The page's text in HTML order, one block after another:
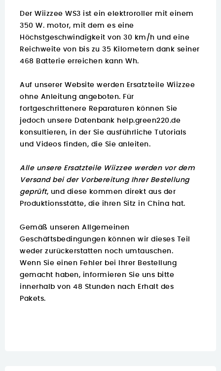
Der Wiizzee WS3 ist ein elektroroller mit einem
350 W. motor, mit dem es eine
Höchstgeschwindigkeit von 30 km/h und eine
Reichweite von bis zu 35 Kilometern dank seiner
468 Batterie erreichen kann Wh.
Auf unserer Website werden Ersatzteile Wiizzee
ohne Anleitung angeboten. Für
fortgeschrittenere Reparaturen können Sie
jedoch unsere Datenbank help.green220.de
konsultieren, in der Sie ausführliche Tutorials
und Videos finden, die Sie anleiten.
Alle unsere Ersatzteile Wiizzee werden vor dem
Versand bei der Vorbereitung Ihrer Bestellung
geprüft, und diese kommen direkt aus der
Produktionsstätte, die ihren Sitz in China hat.
Gemäß unseren Allgemeinen
Geschäftsbedingungen können wir dieses Teil
weder zurückerstatten noch umtauschen.
Wenn Sie einen Fehler bei Ihrer Bestellung
gemacht haben, informieren Sie uns bitte
innerhalb von 48 Stunden nach Erhalt des
Pakets.